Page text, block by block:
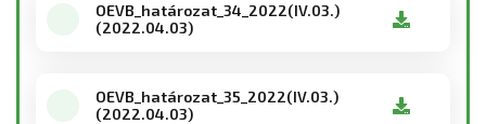
OEVB_határozat_34_2022(IV.03.)
(2022.04.03)
OEVB_határozat_35_2022(IV.03.)
(2022.04.03)